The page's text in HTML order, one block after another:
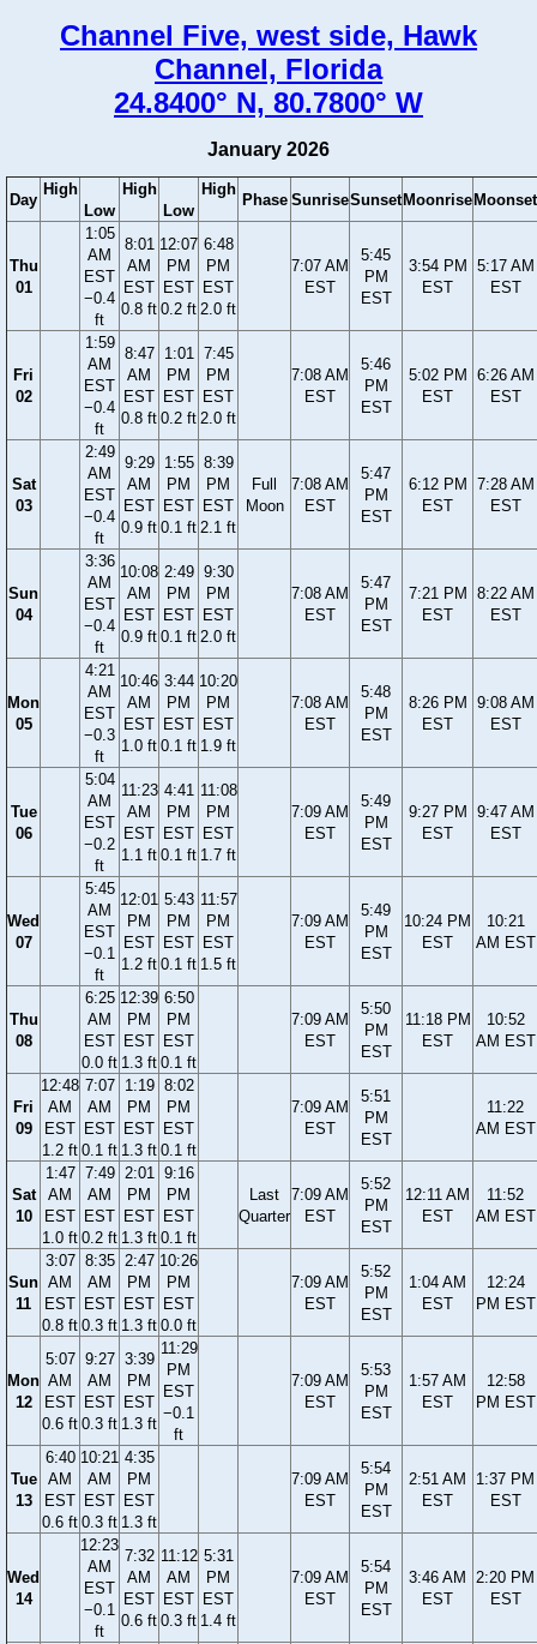
Channel Five, west side, Hawk
Channel, Florida
24.8400° N, 80.7800° W
January 2026
Day
High
Low
High
Low
High
Phase SunriseSunset Moonrise Moonset
Thu
01
1:05
AM
EST
−0.4
ft
8:01
AM
EST
0.8 ft
12:07
PM
EST
0.2 ft
6:48
PM
EST
2.0 ft
7:07 AM
EST
5:45
PM
EST
3:54 PM
EST
5:17 AM
EST
Fri
02
1:59
AM
EST
−0.4
ft
8:47
AM
EST
0.8 ft
1:01
PM
EST
0.2 ft
7:45
PM
EST
2.0 ft
7:08 AM
EST
5:46
PM
EST
5:02 PM
EST
6:26 AM
EST
Sat
03
2:49
AM
EST
−0.4
ft
9:29
AM
EST
0.9 ft
1:55
PM
EST
0.1 ft
8:39
PM
EST
2.1 ft
Full
Moon
7:08 AM
EST
5:47
PM
EST
6:12 PM
EST
7:28 AM
EST
Sun
04
3:36
AM
EST
−0.4
ft
10:08
AM
EST
0.9 ft
2:49
PM
EST
0.1 ft
9:30
PM
EST
2.0 ft
7:08 AM
EST
5:47
PM
EST
7:21 PM
EST
8:22 AM
EST
Mon
05
4:21
AM
EST
−0.3
ft
10:46
AM
EST
1.0 ft
3:44
PM
EST
0.1 ft
10:20
PM
EST
1.9 ft
7:08 AM
EST
5:48
PM
EST
8:26 PM
EST
9:08 AM
EST
Tue
06
5:04
AM
EST
−0.2
ft
11:23
AM
EST
1.1 ft
4:41
PM
EST
0.1 ft
11:08
PM
EST
1.7 ft
7:09 AM
EST
5:49
PM
EST
9:27 PM
EST
9:47 AM
EST
Wed
07
5:45
AM
EST
−0.1
ft
12:01
PM
EST
1.2 ft
5:43
PM
EST
0.1 ft
11:57
PM
EST
1.5 ft
7:09 AM
EST
5:49
PM
EST
10:24 PM
EST
10:21
AM EST
Thu
08
6:25
AM
EST
0.0 ft
12:39
PM
EST
1.3 ft
6:50
PM
EST
0.1 ft
7:09 AM
EST
5:50
PM
EST
11:18 PM
EST
10:52
AM EST
Fri
09
12:48
AM
EST
1.2 ft
7:07
AM
EST
0.1 ft
1:19
PM
EST
1.3 ft
8:02
PM
EST
0.1 ft
7:09 AM
EST
5:51
PM
EST
11:22
AM EST
Sat
10
1:47
AM
EST
1.0 ft
7:49
AM
EST
0.2 ft
2:01
PM
EST
1.3 ft
9:16
PM
EST
0.1 ft
Last
Quarter
7:09 AM
EST
5:52
PM
EST
12:11 AM
EST
11:52
AM EST
Sun
11
3:07
AM
EST
0.8 ft
8:35
AM
EST
0.3 ft
2:47
PM
EST
1.3 ft
10:26
PM
EST
0.0 ft
7:09 AM
EST
5:52
PM
EST
1:04 AM
EST
12:24
PM EST
Mon
12
5:07
AM
EST
0.6 ft
9:27
AM
EST
0.3 ft
3:39
PM
EST
1.3 ft
11:29
PM
EST
−0.1
ft
7:09 AM
EST
5:53
PM
EST
1:57 AM
EST
12:58
PM EST
Tue
13
6:40
AM
EST
0.6 ft
10:21
AM
EST
0.3 ft
4:35
PM
EST
1.3 ft
7:09 AM
EST
5:54
PM
EST
2:51 AM
EST
1:37 PM
EST
Wed
14
12:23
AM
EST
−0.1
ft
7:32
AM
EST
0.6 ft
11:12
AM
EST
0.3 ft
5:31
PM
EST
1.4 ft
7:09 AM
EST
5:54
PM
EST
3:46 AM
EST
2:20 PM
EST